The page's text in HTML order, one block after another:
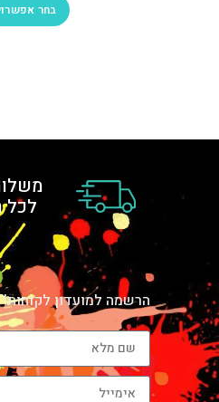
בחר
לכל
הרשמה למועדון לקוחות!